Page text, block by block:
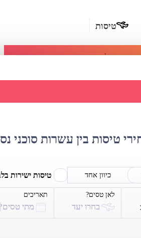
טיסות
מומלץ
בחו"ל
השכרת
רכב
טיסות בין עשרות סוכני
כיוון אחד טיסות ישירות
לאן טסים?
בחרו יעד
תאריכים
מתי